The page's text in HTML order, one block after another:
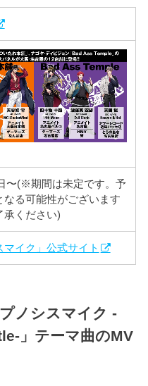
〜(※期間は未定です。予
なる可能性がございます
承ください)
マイク」公式サイト
ノシスマイク -
」テーマ曲のMV